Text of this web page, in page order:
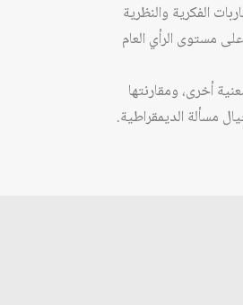
الفكرية والنظرية
مستوى الرأي العام
أخرى، ومقارنتها
مسألة الديمقراطية.